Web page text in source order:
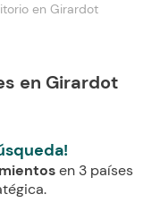
en Girardot
en Girardot
en 3 países